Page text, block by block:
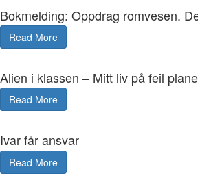
Bokmelding: Oppdrag romvesen.
Read More
Alien i klassen – Mitt liv på feil
Read More
Ivar får ansvar
Read More